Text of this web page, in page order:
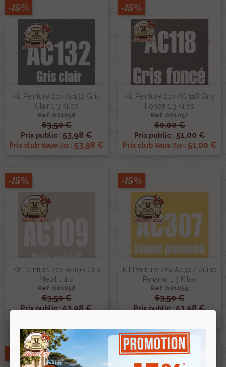
Kit Peinture 2cv Ac132 Gris
Clair 1.3 Kilos
Ref :001056
63,50 €
Prix public : 53,98 €
Prix club Renov 2cv : 53,98 €
-15%
Kit Peinture 2cv AC 118 Gris
Fonce 1.3 Kilos
Ref :001057
60,00 €
Prix public : 51,00 €
Prix club Renov 2cv: 51,00 €
-15%
Kit Peinture 2cv Ac109 Gris
Metal 1kilo
Ref :001058
63,50 €
Prix public : 53,98 €
-15%
Kit Peinture 2cv Ac307 Jaune
Panama 1.3 Kilos
Ref :001059
63,50 €
Prix public : 53,98 €
53,98 €
-15%
-15% -15%